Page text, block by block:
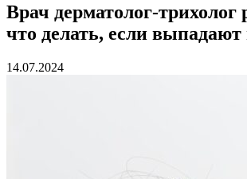
Врач дерматолог-трихолог
что делать, если
14.07.2024